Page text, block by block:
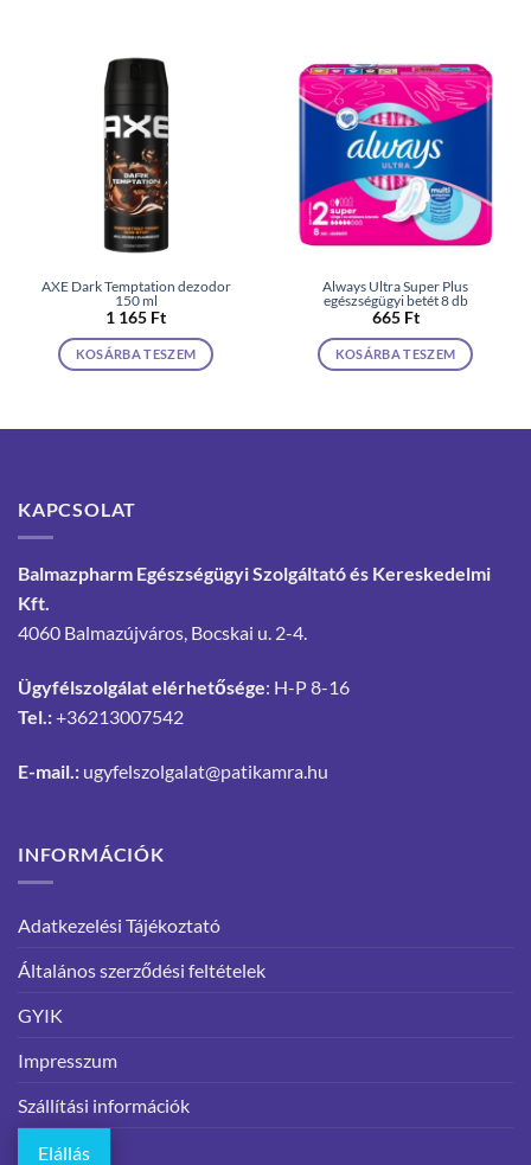
AXE Dark Temptation dezodor
150 ml
1 165 Ft
KOSÁRBA TESZEM
Always Ultra Super Plus
egészségügyi betét 8 db
665 Ft
KOSÁRBA TESZEM
KAPCSOLAT
Balmazpharm Egészségügyi Szolgáltató és Kereskedelmi
Kft.
4060 Balmazújváros, Bocskai u. 2-4.
Ügyfélszolgálat elérhetősége: H-P 8-16
Tel.:+36213007542
E-mail.: ugyfelszolgalat@patikamra.hu
INFORMÁCIÓK
Adatkezelési Tájékoztató
Általános szerződési feltételek
GYIK
Impresszum
Szállítási információk
Elállás